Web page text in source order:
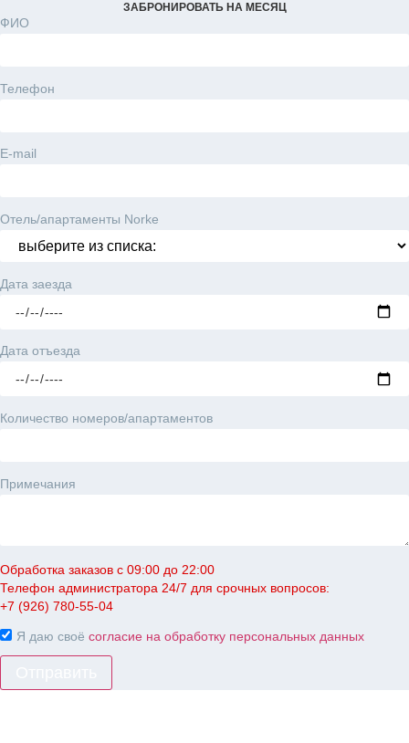
ЗАБРОНИРОВАТЬ НА МЕСЯЦ
ФИО
Телефон
E-mail
Отель/апартаменты Norke
Дата заезда
Дата отъезда
Количество номеров/апартаментов
Примечания
Обработка заказов с 09:00 до 22:00
Телефон администратора 24/7 для срочных вопросов:
+7 (926) 780-55-04
Я даю своё согласие на обработку персональных данных